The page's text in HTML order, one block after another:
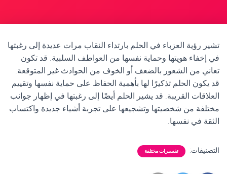
تشير رؤية العزباء في الحلم بارتداء النقاب مرات عديدة إلى رغبتها
في إخفاء هويتها وحماية نفسها من العواطف السلبية. قد تكون
تعاني من الشعور بالضعف أو الخوف من الحوادث غير المتوقعة.
قد يكون الحلم تذكيرًا لها بأهمية الحفاظ على حماية نفسها وتقييم
العلاقات القريبة. قد يشير الحلم أيضًا إلى رغبتها في إظهار جوانب
مختلفة من شخصيتها وتشجيعها على تجربة أشياء جديدة واكتساب
الثقة في نفسها.
التصنيفات: تفسيرات مختلفة